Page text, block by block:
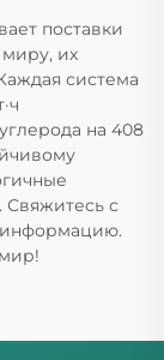
поставки
их
система
на 408
Свяжитесь с
информацию.